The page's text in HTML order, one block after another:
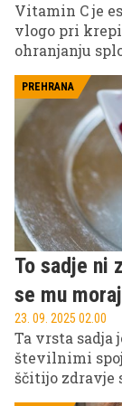
Vitamin C je
vlogo pri
ohranjanju
katerimi nam
PREHRANA
To sadje ni
se mu
23. 09. 2025 02.00
Ta vrsta
številnimi
ščitijo zdravje